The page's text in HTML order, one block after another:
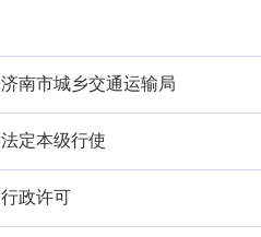
济南市城乡交通运输局
法定本级行使
行政许可